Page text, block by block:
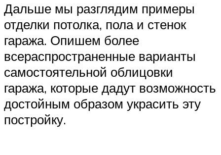
Дальше мы разглядим примеры
отделки потолка, пола и стенок
гаража. Опишем более
всераспространенные варианты
самостоятельной облицовки
гаража, которые дадут возможность
достойным образом украсить эту
постройку.